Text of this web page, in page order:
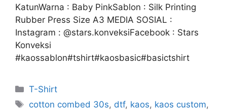
KatunWarna : Baby PinkSablon : Silk Printing
Rubber Press Size A3 MEDIA SOSIAL :
Instagram : @stars.konveksiFacebook : Stars
Konveksi
#kaossablon#tshirt#kaosbasic#basictshirt
T-Shirt
cotton combed 30s, dtf, kaos, kaos custom,